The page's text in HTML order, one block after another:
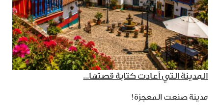
المدينة التي أعادت كتابة قصتها...
مدينة صنعت المعجزة!